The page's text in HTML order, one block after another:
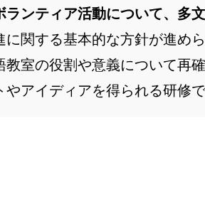
ランティア活動について、多
に関する基本的な方針が進め
教室の役割や意義について再
アイディアを得られる研修で